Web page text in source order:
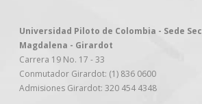
Universidad Piloto de Colombia - Sede
Magdalena - Girardot
Carrera 19 No. 17 - 33
Conmutador Girardot: (1) 836 0600
Admisiones Girardot: 320 454 4348